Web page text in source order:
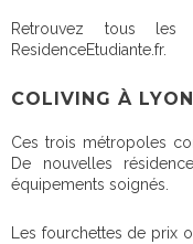
Retrouvez tous les
ResidenceEtudiante.fr.
COLIVING À
Ces trois métropoles
De nouvelles
équipements soignés.
Les fourchettes de prix